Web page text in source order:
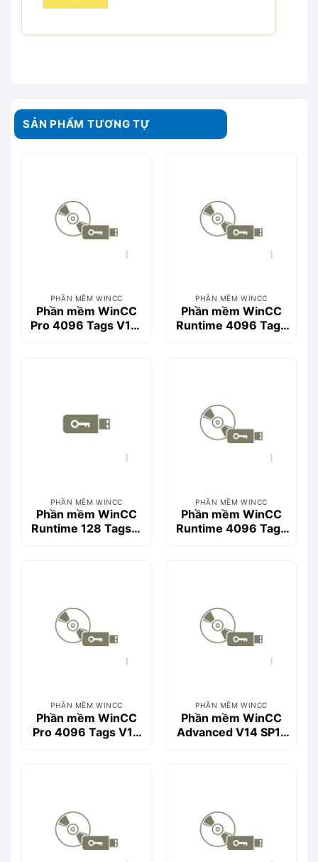
SẢN PHẨM TƯƠNG TỰ
PHẦN MỀM WINCC
Phần mềm WinCC
Pro 4096 Tags V15-
PHẦN MỀM WINCC
Phần mềm WinCC
Runtime 4096 Tags
PHẦN MỀM WINCC
Phần mềm WinCC
Runtime 128 Tags->
PHẦN MỀM WINCC
Phần mềm WinCC
Runtime 4096 Tags
PHẦN MỀM WINCC
Phần mềm WinCC
Pro 4096 Tags V14
PHẦN MỀM WINCC
Phần mềm WinCC
Advanced V14 SP1-